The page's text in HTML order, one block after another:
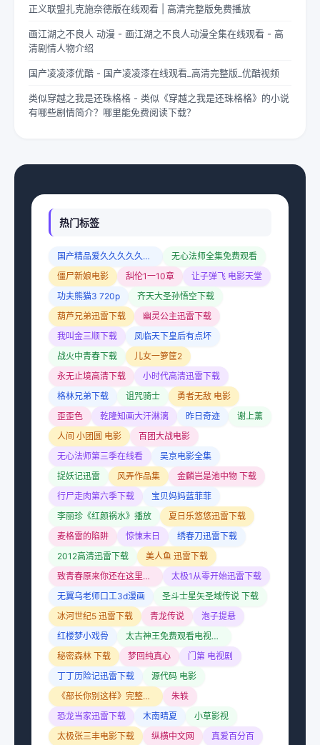
正义联盟扎克施奈德版在线观看 | 高清完整版免费播放
画江湖之不良人 动漫 - 画江湖之不良人动漫全集在线观看 - 高
清剧情人物介绍
国产凌凌漆优酷 - 国产凌凌漆在线观看_高清完整版_优酷视频
类似穿越之我是还珠格格 - 类似《穿越之我是还珠格格》的小说
有哪些剧情简介？哪里能免费阅读下载？
热门标签
国产精品爱久久久久久久小说
无心法师全集免费观看
僵尸新娘电影
舏伦1一10章
让子弹飞 电影天堂
功夫熊猫3 720p
齐天大圣孙悟空下载
葫芦兄弟迅雷下载
幽灵公主迅雷下载
我叫金三顺下载
凤临天下皇后有点坏
战火中青春下载
儿女一箩筐2
永无止境高清下载
小时代高清迅雷下载
格林兄弟下载
诅咒骑士
勇者无敌 电影
歪歪色
乾隆知画大汗淋漓 昨日奇迹
谢上薰
人间 小团圆 电影
百团大战电影
无心法师第三季在线看
吴京电影全集
捉妖记迅雷
风弄作品集
金麟岂是池中物 下载
行尸走肉第六季下载
宝贝妈妈蓝菲菲
李丽珍《红颜祸水》播放
夏日乐悠悠迅雷下载
麦格雷的陷阱
惊悚末日
绣春刀迅雷下载
2012高清迅雷下载
美人鱼 迅雷下载
致青春原来你还在这里下载
太极1从零开始迅雷下载
无翼乌老师口工3d漫画
圣斗士星矢圣域传说 下载
冰河世纪5 迅雷下载
青龙传说
泡子提悬
红楼梦小戏骨
太古神王免费观看电视剧全集
秘密森林 下载
梦回纯真心
门第 电视剧
丁丁历险记迅雷下载
源代码 电影
《部长你别这样》完整版观看免费
朱轶
恐龙当家迅雷下载
木南晴夏
小草影视
太极张三丰电影下载
纵横中文网 真爱百分百